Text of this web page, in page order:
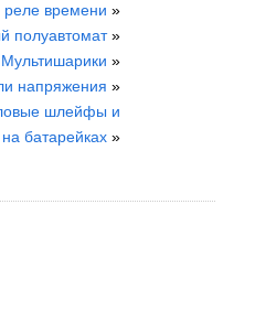
реле времени »
полуавтомат»
»
напряжения »
шлейфы и
батарейках»